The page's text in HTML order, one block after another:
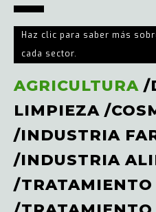
Haz clic para saber más
cada sector.
AGRICULTURA /
LIMPIEZA /
/INDUSTRIA
/INDUSTRIA
/TRATAMIENTO